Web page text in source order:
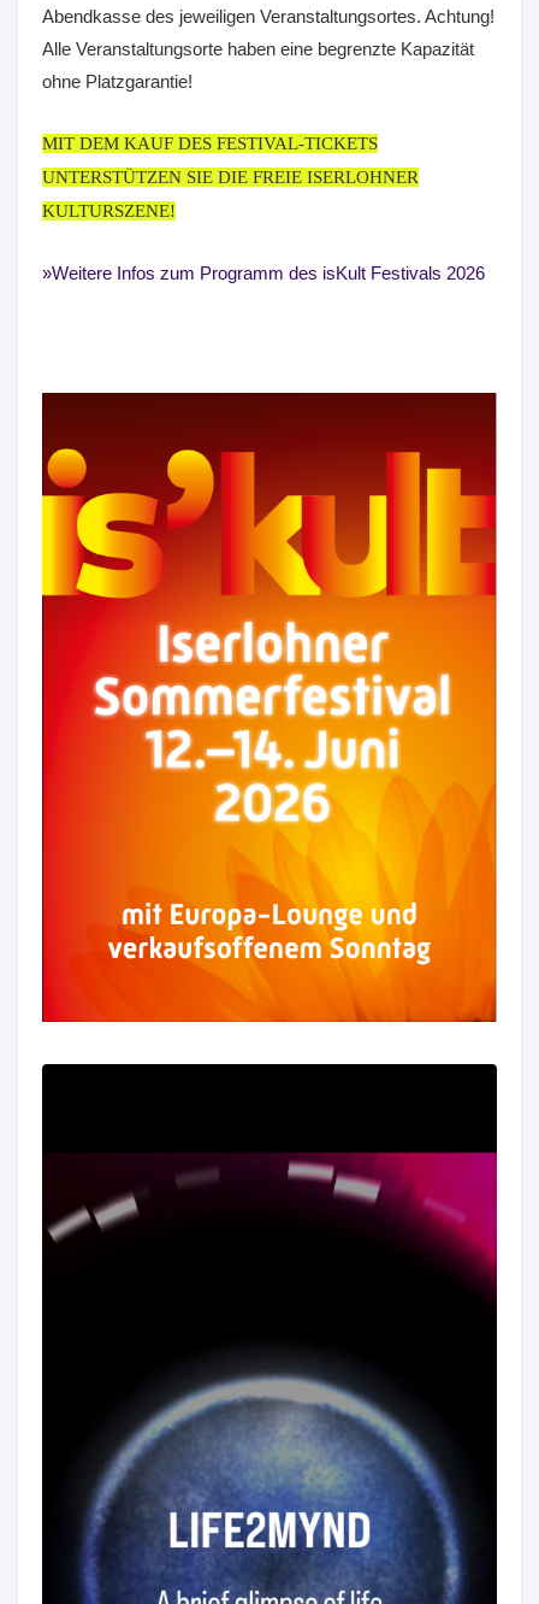
Abendkasse des jeweiligen Veranstaltungsortes. Achtung!
Alle Veranstaltungsorte haben eine begrenzte Kapazität
ohne Platzgarantie!
MIT DEM KAUF DES FESTIVAL-TICKETS
UNTERSTÜTZEN SIE DIE FREIE ISERLOHNER
KULTURSZENE!
Weitere Infos zum Programm des isKult Festivals 2026